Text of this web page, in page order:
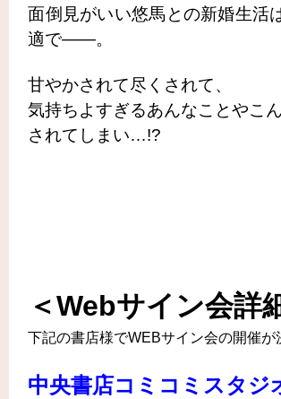
面倒見がいい悠馬との新婚生活
適で――。
甘やかされて尽くされて、
気持ちよすぎるあんなことやこ
されてしまい…!?
＜Webサイン会詳
下記の書店様でWEBサイン会の開催が
中央書店コミコミスタジ